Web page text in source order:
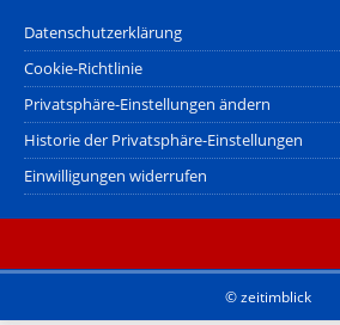
Datenschutzerklärung
Cookie-Richtlinie
Privatsphäre-Einstellungen ändern
Historie der Privatsphäre-Einstellungen
Einwilligungen widerrufen
© zeitimblick